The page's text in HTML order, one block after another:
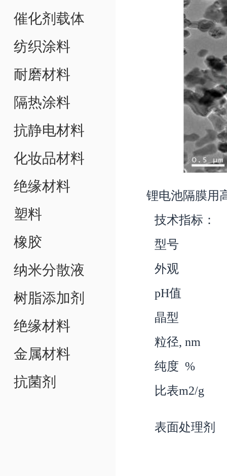
催化剂载体
纺织涂料
耐磨材料
隔热涂料
抗静电材料
化妆品材料
绝缘材料
塑料
橡胶
纳米分散液
树脂添加剂
绝缘材料
金属材料
抗菌剂
锂电池隔膜用
技术指标：
型号
外观
pH值
晶型
粒径, nm
纯度 %
比表m2/g
表面处理剂